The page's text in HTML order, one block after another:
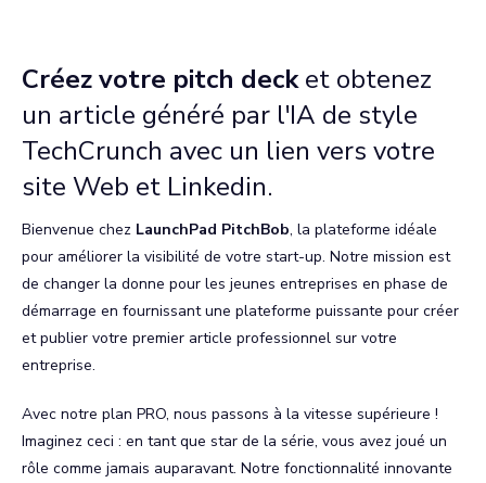
Créez votre pitch decket obtenez
un article généré par l'IA de style
TechCrunch avec un lien vers votre
site Web et Linkedin.
Bienvenue chez LaunchPad PitchBob, la plateforme idéale
pour améliorer la visibilité de votre start-up. Notre mission est
de changer la donne pour les jeunes entreprises en phase de
démarrage en fournissant une plateforme puissante pour créer
et publier votre premier article professionnel sur votre
entreprise.
Avec notre plan PRO, nous passons à la vitesse supérieure !
Imaginez ceci : en tant que star de la série, vous avez joué un
rôle comme jamais auparavant. Notre fonctionnalité innovante